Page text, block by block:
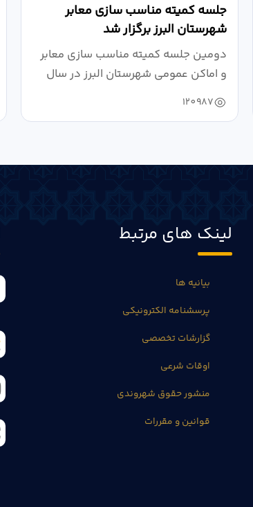
جلسه کمیته مناسب سازی معابر
شهرستان البرز برگزار شد
دومین جلسه کمیته مناسب سازی معابر
و اماکن عمومی شهرستان البرز در سال
۱۴۰۴ به...
120987
لینک های مرتبط
بیانیه ها
پرسشنامه الکترونیکی
گزارشات تخصصی
اوقات شرعی
منشور حقوق شهروندی
قوانین و مقررات